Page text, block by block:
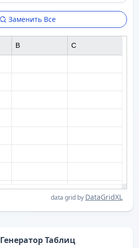
Заменить Все
B C
data grid by DataGridXL
Генератор Таблиц